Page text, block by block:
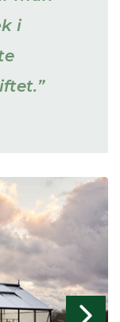
i